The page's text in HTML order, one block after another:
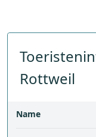
Rottweil
Name